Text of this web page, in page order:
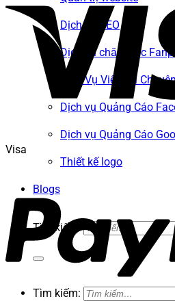
Dịch vụ SEO
Dịch vụ chăm sóc
Dịch Vụ Viết Bài
Dịch vụ Quảng Cáo
Dịch vụ Quảng Cáo
Thiết kế logo
Blogs
Tìm kiếm:
Tìm kiếm:
Visa